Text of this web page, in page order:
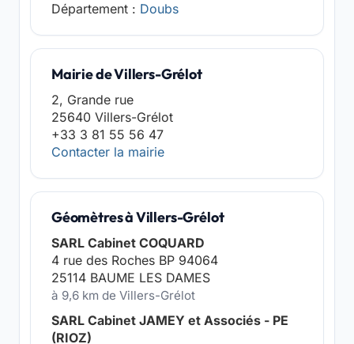
Département : Doubs
Mairie de Villers-Grélot
2, Grande rue
25640 Villers-Grélot
+33 3 81 55 56 47
Contacter la mairie
Géomètres à Villers-Grélot
SARL Cabinet COQUARD
4 rue des Roches BP 94064
25114 BAUME LES DAMES
à 9,6 km de Villers-Grélot
SARL Cabinet JAMEY et Associés - PE
(RIOZ)